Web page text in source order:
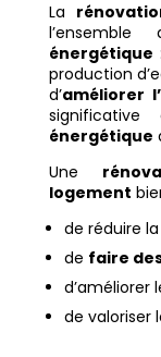
La
énergétique
production
d’améliorer
énergétique
Une
logement
de réduire la
de faire
d’améliorer
de valoriser